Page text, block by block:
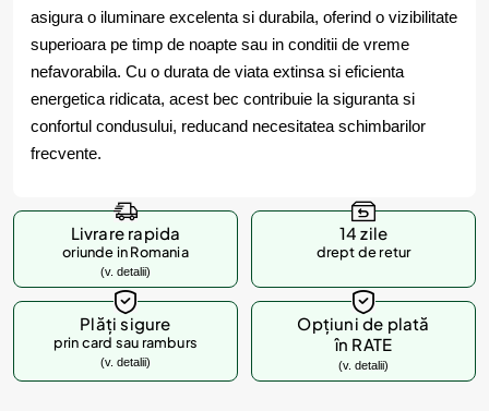
asigura o iluminare excelenta si durabila, oferind o vizibilitate
superioara pe timp de noapte sau in conditii de vreme
nefavorabila. Cu o durata de viata extinsa si eficienta
energetica ridicata, acest bec contribuie la siguranta si
confortul condusului, reducand necesitatea schimbarilor
frecvente.
Livrare rapida
oriunde in Romania
(v. detalii)
14 zile
drept de retur
Plăți sigure
prin card sau ramburs
(v. detalii)
Opțiuni de plată
în RATE
(v. detalii)